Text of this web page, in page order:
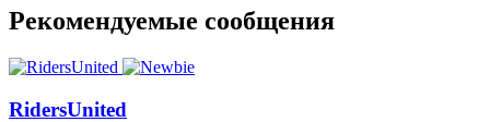
Рекомендуемые сообщения
RidersUnited